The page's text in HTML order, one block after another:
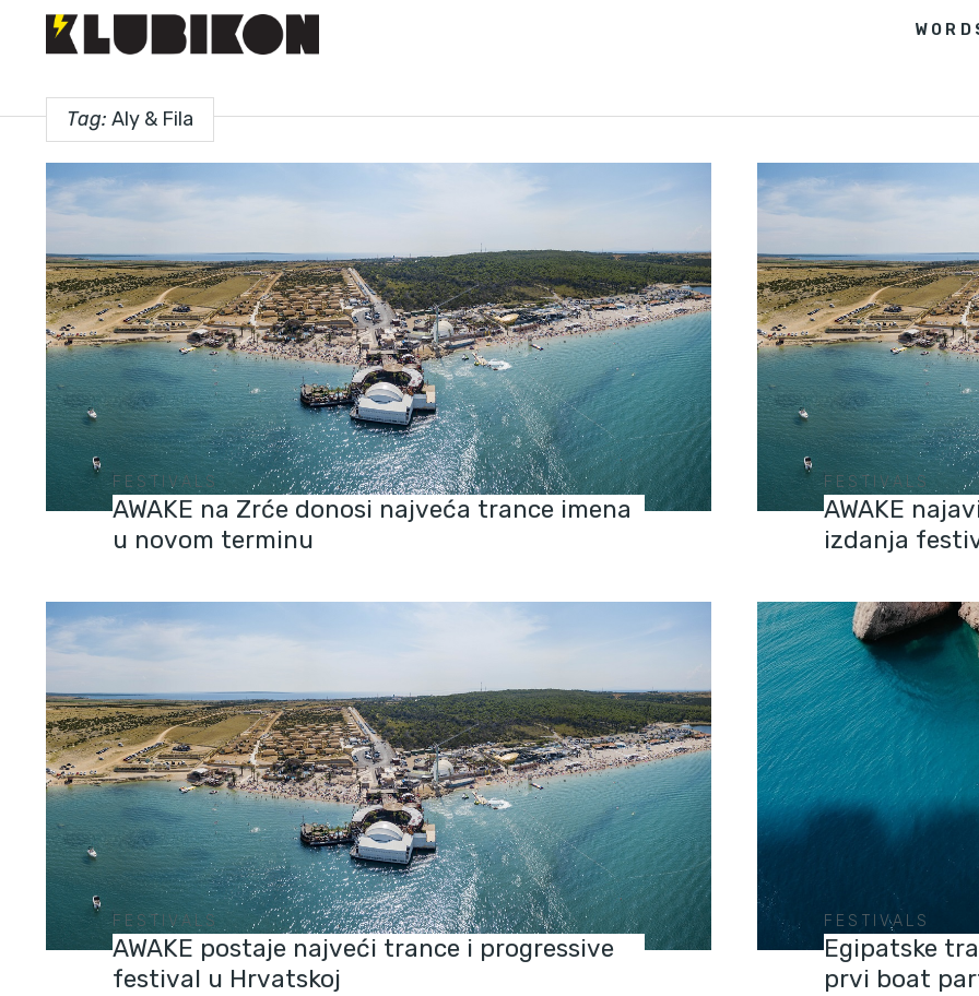
Tag: Aly & Fila
FESTIVALS
AWAKE na Zrće donosi najveća trance imena
u novom terminu
FESTIVALS
AWAKE
izdanja
FESTIVALS
AWAKE postaje najveći trance i progressive
festival u Hrvatskoj
FESTIVALS
Egipatske
prvi boat